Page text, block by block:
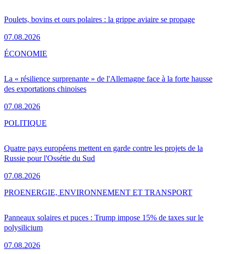
Poulets, bovins et ours polaires : la grippe aviaire se propage
07.08.2026
La « résilience surprenante » de l'Allemagne face à la forte hausse
des exportations chinoises
07.08.2026
ÉCONOMIE
Quatre pays européens mettent en garde contre les projets de la
Russie pour l'Ossétie du Sud
07.08.2026
POLITIQUE
Panneaux solaires et puces : Trump impose 15% de taxes sur le
polysilicium
07.08.2026
PROENERGIE, ENVIRONNEMENT ET TRANSPORT